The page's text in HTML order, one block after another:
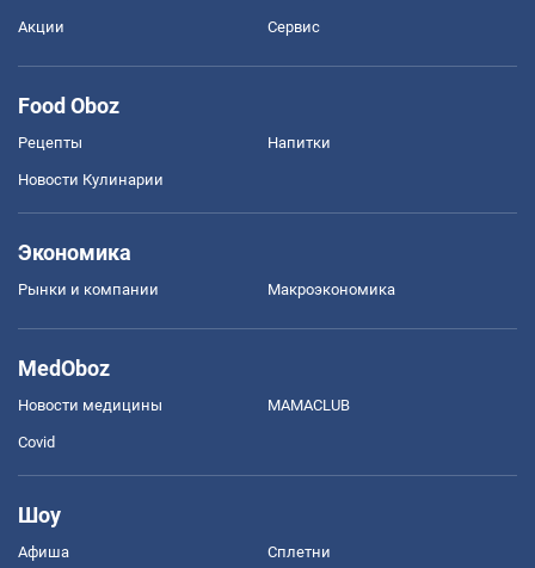
Акции Сервис
Food Oboz
Рецепты Напитки
Новости Кулинарии
Экономика
Рынки и компании Mакроэкономика
MedOboz
Новости медицины MAMACLUB
Covid
Шоу
Афиша Сплетни